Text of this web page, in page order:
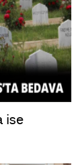
ise